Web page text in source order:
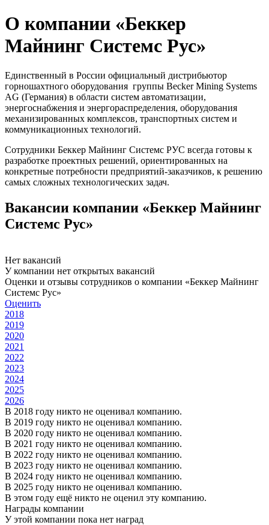
О компании «Беккер
Майнинг Системс Рус»
Единственный в России официальный дистрибьютор
горношахтного оборудования группы Becker Mining Systems
AG (Германия) в области систем автоматизации,
энергоснабжения и энергораспределения, оборудования
механизированных комплексов, транспортных систем и
коммуникационных технологий.
Сотрудники Беккер Майнинг Системс РУС всегда готовы к
разработке проектных решений, ориентированных на
конкретные потребности предприятий-заказчиков, к решению
самых сложных технологических задач.
Вакансии компании «Беккер Майнинг
Системс Рус»
Нет вакансий
У компании нет открытых вакансий
Оценки и отзывы сотрудников о компании «Беккер Майнинг
Системс Рус»
Оценить
2018
2019
2020
2021
2022
2023
2024
2025
2026
В 2018 году никто не оценивал компанию.
В 2019 году никто не оценивал компанию.
В 2020 году никто не оценивал компанию.
В 2021 году никто не оценивал компанию.
В 2022 году никто не оценивал компанию.
В 2023 году никто не оценивал компанию.
В 2024 году никто не оценивал компанию.
В 2025 году никто не оценивал компанию.
В этом году ещё никто не оценил эту компанию.
Награды компании
У этой компании пока нет наград